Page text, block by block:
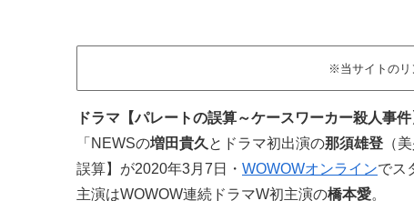
※当サイトのリ
ドラマ【パレートの誤算～ケースワーカー殺人事
「NEWSの増田貴久 とドラマ初出演の那須雄登 （
誤算】が2020年3月7日・ WOWOWオンラインでス
主演はWOWOW連続ドラマW初主演の橋本愛。